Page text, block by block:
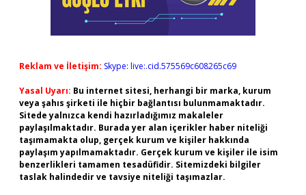
Reklam ve İletişim: Skype: live:.cid.575569c608265c69
Yasal Uyarı: Bu internet sitesi, herhangi bir marka, kurum
veya şahıs şirketi ile hiçbir bağlantısı bulunmamaktadır.
Sitede yalnızca kendi hazırladığımız makaleler
paylaşılmaktadır. Burada yer alan içerikler haber niteliği
taşımamakta olup, gerçek kurum ve kişiler hakkında
paylaşım yapılmamaktadır. Gerçek kurum ve kişiler ile isim
benzerlikleri tamamen tesadüfidir. Sitemizdeki bilgiler
taslak halindedir ve tavsiye niteliği taşımazlar.